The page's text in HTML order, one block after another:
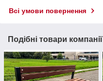
Всі умови повернення
Подібні товари компанії